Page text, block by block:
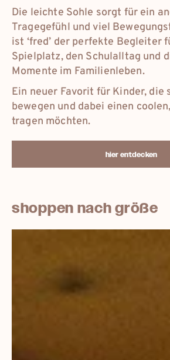
Die leichte Sohle sorgt für ein
Tragegefühl und viel
ist ‘fred’ der perfekte Begleiter
Spielplatz, den Schulalltag und
Momente im Familienleben.
Ein neuer Favorit für Kinder, die
bewegen und dabei einen
tragen möchten.
hier entdecken
shoppen nach größe